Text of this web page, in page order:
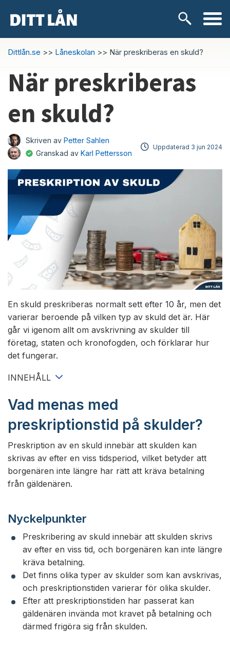
Lånetyper
Snabblån
Kontokredit
Privatlån
Låneförmedlare
Samlingslån
Lånebehov
Lån utan UC
Lån med direktutbetalning
Lån med betalningsanmärkning
Lån utan inkomst
Nya lån
Swish lån
Lån utan ränta
Långivare
Om oss
Dittlån.se >> Låneskolan >> När preskriberas en skuld?
När preskriberas
en skuld?
Skriven av Petter Sahlen
Granskad av Karl Pettersson
Uppdaterad 3 jun 2024
En skuld preskriberas normalt sett efter 10 år, men det
varierar beroende på vilken typ av skuld det är. Här
går vi igenom allt om avskrivning av skulder till
företag, staten och kronofogden, och förklarar hur
det fungerar.
INNEHÅLL
Vad menas med
preskriptionstid på skulder?
Preskription av en skuld innebär att skulden kan
skrivas av efter en viss tidsperiod, vilket betyder att
borgenären inte längre har rätt att kräva betalning
från gäldenären.
Nyckelpunkter
Preskribering av skuld innebär att skulden skrivs
av efter en viss tid, och borgenären kan inte längre
kräva betalning.
Det finns olika typer av skulder som kan avskrivas,
och preskriptionstiden varierar för olika skulder.
Efter att preskriptionstiden har passerat kan
gäldenären invända mot kravet på betalning och
därmed frigöra sig från skulden.